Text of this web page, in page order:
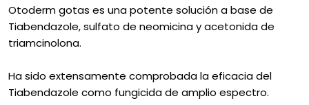
Otoderm gotas es una potente solución a base de
Tiabendazole, sulfato de neomicina y acetonida de
triamcinolona.
Ha sido extensamente comprobada la eficacia del
Tiabendazole como fungicida de amplio espectro.